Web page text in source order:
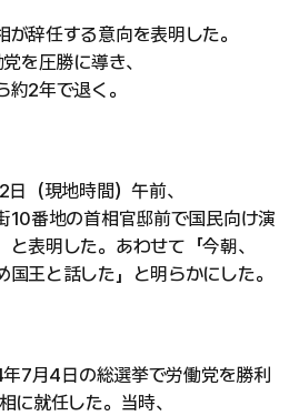
辞任する意向を表明した。
を圧勝に導き、
2年で退く。
（現地時間）午前、
10番地の首相官邸前で国民向け演
表明した。あわせて「今朝、
国王と話した」と明らかにした。
7月4日の総選挙で労働党を勝利
に就任した。当時、